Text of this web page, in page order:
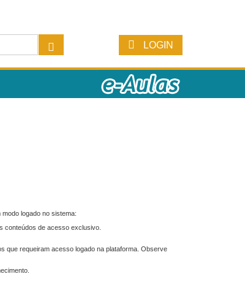
LOGIN
logado no sistema:
conteúdos de acesso exclusivo.
que requeiram acesso logado na plataforma. Observe